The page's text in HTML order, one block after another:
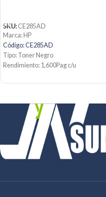
SKU: CE285AD
Marca: HP
Código: CE285AD
Tipo: Toner Negro
Rendimiento: 1,600Pag c/u
Producto: Original
Email:ventas@jynsuministros.com
📱 WhatsApp:
51 991 864 930